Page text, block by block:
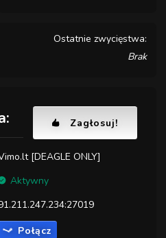
Ostatnie zwycięstwa:
Brak
Zagłosuj!
[DEAGLE ONLY]
Aktywny
Połącz